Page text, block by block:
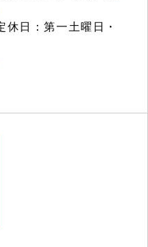
日：第一土曜日・